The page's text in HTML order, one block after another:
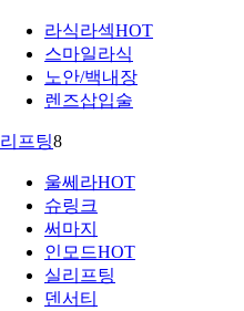
라식라섹HOT
스마일라식
노안/백내장
렌즈삽입술
리프팅8
울쎄라HOT
슈링크
써마지
인모드HOT
실리프팅
덴서티